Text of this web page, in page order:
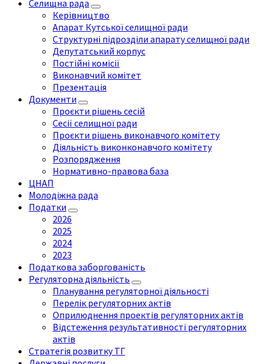
Селищна рада
Керівництво
Апарат Кутської селищної ради
Структурні підрозділи апарату селищної ради
Депутатський корпус
Постійні комісії
Виконавчий комітет
Презентація
Документи
Проєкти рішень сесій
Сесії селищної ради
Проєкти рішень виконавчого комітету
Діяльність виконконавчого комітету
Розпорядження
Нормативно-правова база
ЦНАП
Молодіжна рада
Податки
2026
2025
2024
2023
Податкова заборгованість
Регуляторна діяльність
Планування регуляторної діяльності
Перелік регуляторних актів
Оприлюднення проектів регуляторних актів
Відстеження результативності регуляторних
актів
Стратегія розвитку ТГ